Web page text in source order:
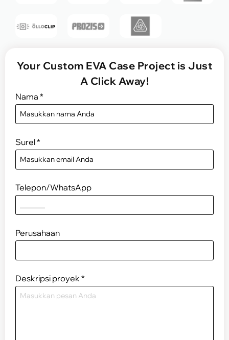
Your Custom EVA Case Project is Just
A Click Away!
Nama *
Surel*
Telepon/WhatsApp
Perusahaan
Deskripsi proyek*